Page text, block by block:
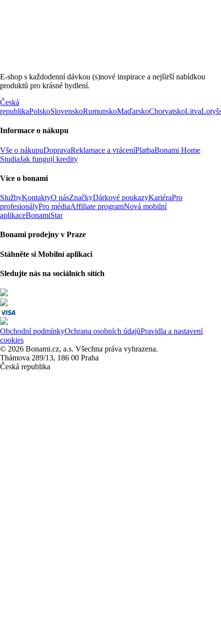
E-shop s každodenní dávkou (s)nové inspirace a nejširší nabídkou
produktů pro krásné bydlení.
Česká
republikaPolskoSlovenskoRumunskoMaďarskoChorvatskoLitva
Informace o nákupu
Vše o nákupuDopravaReklamace a vráceníPlatbaBonami Home
StudiaJak fungují kredity
Více o bonami
SlužbyKontaktyO násZnačkyDárkové poukazyKariéraPro
profesionályPro médiaAffiliate programNová mobilní
aplikaceBonamiStar
Bonami prodejny v Praze
Stáhněte si Mobilní aplikaci
Sledujte nás na sociálních sítích
Obchodní podmínkyOchrana osobních údajůPravidla a nastavení
cookies
© 2026 Bonami.cz, a.s. Všechna práva vyhrazena.
Thámova 289/13, 186 00 Praha
Česká republika